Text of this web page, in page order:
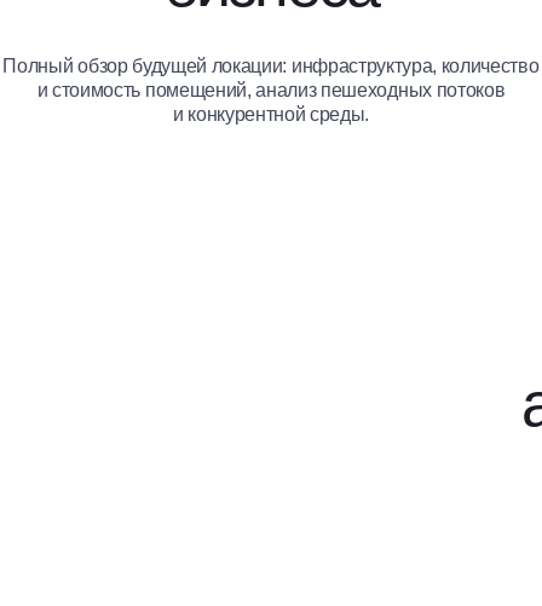
Полный обзор будущей локации: инфраструктура, количество
и стоимость помещений, анализ пешеходных потоков
и конкурентной среды.